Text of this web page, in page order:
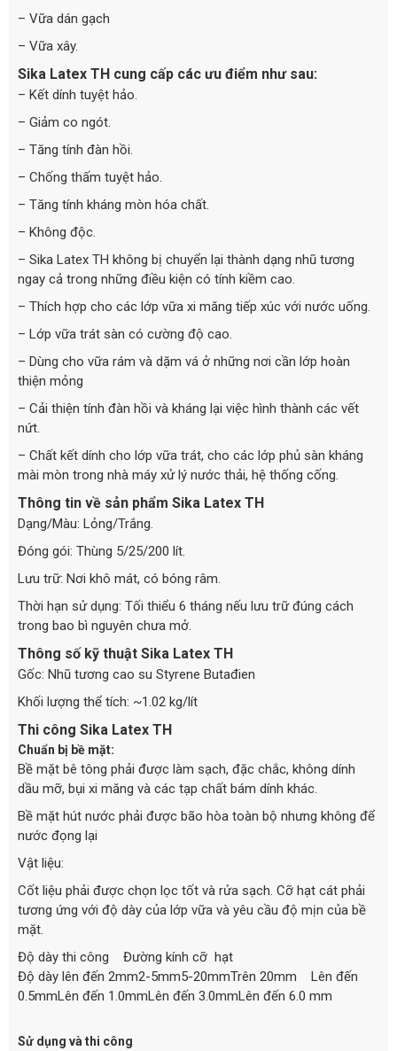
– Vữa dán gạch
– Vữa xây.
Sika Latex TH cung cấp các ưu điểm như sau:
– Kết dính tuyệt hảo.
– Giảm co ngót.
– Tăng tính đàn hồi.
– Chống thấm tuyệt hảo.
– Tăng tính kháng mòn hóa chất.
– Không độc.
– Sika Latex TH không bị chuyển lại thành dạng nhũ tương
ngay cả trong những điều kiện có tính kiềm cao.
– Thích hợp cho các lớp vữa xi măng tiếp xúc với nước uống.
– Lớp vữa trát sàn có cường độ cao.
– Dùng cho vữa rám và dặm vá ở những nơi cần lớp hoàn
thiện mỏng
– Cải thiện tính đàn hồi và kháng lại việc hình thành các vết
nứt.
– Chất kết dính cho lớp vữa trát, cho các lớp phủ sàn kháng
mài mòn trong nhà máy xử lý nước thải, hệ thống cống.
Thông tin về sản phẩm Sika Latex TH
Dạng/Màu: Lỏng/Trắng.
Đóng gói: Thùng 5/25/200 lít.
Lưu trữ: Nơi khô mát, có bóng râm.
Thời hạn sử dụng: Tối thiểu 6 tháng nếu lưu trữ đúng cách
trong bao bì nguyên chưa mở.
Thông số kỹ thuật Sika Latex TH
Gốc: Nhũ tương cao su Styrene Butađien
Khối lượng thể tích: ~1.02 kg/lít
Thi công Sika Latex TH
Chuẩn bị bề mặt:
Bề mặt bê tông phải được làm sạch, đặc chắc, không dính
dầu mỡ, bụi xi măng và các tạp chất bám dính khác.
Bề mặt hút nước phải được bão hòa toàn bộ nhưng không để
nước đọng lại
Vật liệu:
Cốt liệu phải được chọn lọc tốt và rửa sạch. Cỡ hạt cát phải
tương ứng với độ dày của lớp vữa và yêu cầu độ mịn của bề
mặt.
Độ dày thi công Đường kính cỡ hạt
Độ dày lên đến 2mm2-5mm5-20mmTrên 20mm Lên đến
0.5mmLên đến 1.0mmLên đến 3.0mmLên đến 6.0 mm
Sử dụng và thi công